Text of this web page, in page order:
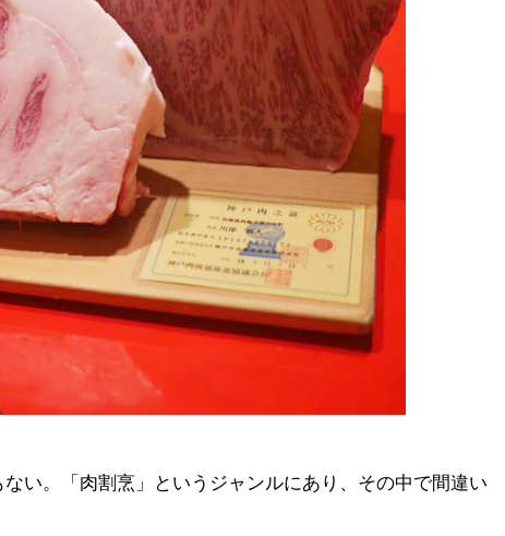
い。「肉割烹」というジャンルにあり、その中で間違い